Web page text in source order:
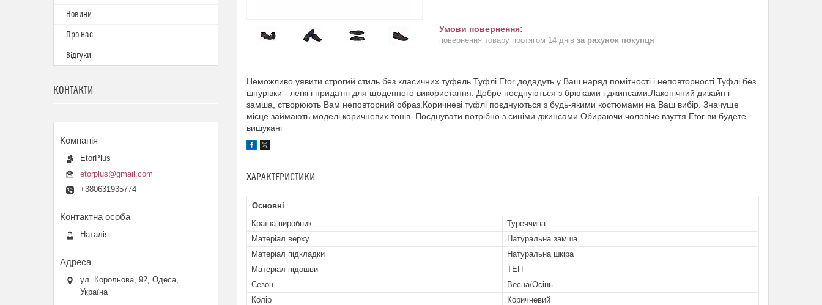
повернення товару протягом 14 днів за рахунок покупця
Неможливо уявити строгий стиль без класичних туфель.Туфлі Etor додадуть у Ваш наряд помітності і неповторності.Туфлі без
шнурівки - легкі і придатні для щоденного використання. Добре поєднуються з брюками і джинсами.Лаконічний дизайн і
замша, створюють Вам неповторний образ.Коричневі туфлі поєднуються з будь-якими костюмами на Ваш вибір. Значуще
місце займають моделі коричневих тонів. Поєднувати потрібно з синіми джинсами.Обираючи чоловіче взуття Etor ви будете
вишукані
ХАРАКТЕРИСТИКИ
Основні
Країна виробник
Туреччина
Матеріал верху
Натуральна замша
Матеріал підкладки
Натуральна шкіра
Матеріал підошви
ТЕП
Сезон
Весна/Осінь
Колір
Коричневий
Новини
Про нас
Відгуки
КОНТАКТИ
EtorPlus
etorplus@gmail.com
+380631935774
Наталія
ул. Корольова, 92, Одеса,
Україна